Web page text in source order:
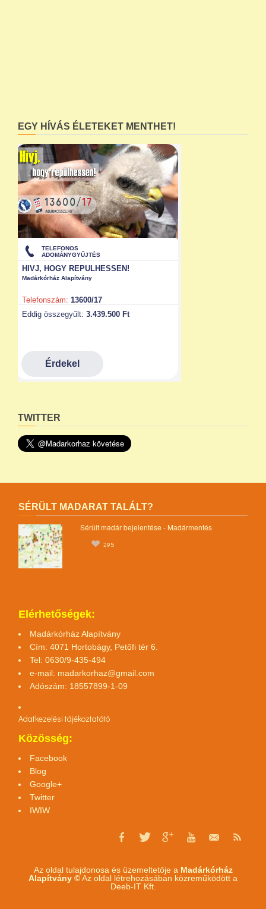
EGY HÍVÁS ÉLETEKET MENTHET!
TWITTER
SÉRÜLT MADARAT TALÁLT?
Sérült madár bejelentése - Madármentés
295
Elérhetőségek:
Madárkórház Alapítvány
Cím: 4071 Hortobágy, Petőfi tér 6.
Tel: 0630/9-435-494
e-mail: madarkorhaz@gmail.com
Adószám: 18557899-1-09
Adatkezelési tájékoztatótó
Közösség:
Facebook
Blog
Google+
Twitter
IWIW
Az oldal tulajdonosa és üzemeltetője a Madárkórház
Alapítvány ©Az oldal létrehozásában közreműködött a
Deeb-IT Kft.